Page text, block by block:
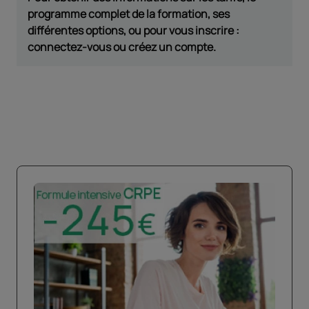
programme complet de la formation, ses
différentes options, ou pour vous inscrire :
connectez-vous ou créez un compte.